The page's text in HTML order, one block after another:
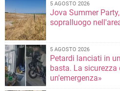
5 AGOSTO 2026
Jova Summer
sopralluogo
5 AGOSTO 2026
Petardi lanciati in
basta. La sicurezza
un'emergenza»